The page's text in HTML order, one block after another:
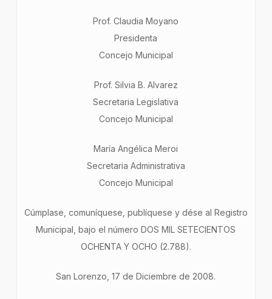
Prof. Claudia Moyano
Presidenta
Concejo Municipal
Prof. Silvia B. Alvarez
Secretaria Legislativa
Concejo Municipal
María Angélica Meroi
Secretaria Administrativa
Concejo Municipal
Cúmplase, comuníquese, publíquese y dése al Registro
Municipal, bajo el número DOS MIL SETECIENTOS
OCHENTA Y OCHO (2.788).
San Lorenzo, 17 de Diciembre de 2008.